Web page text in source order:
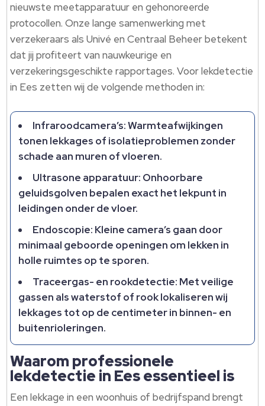
nieuwste meetapparatuur en gehonoreerde
protocollen.​ Onze lange samenwerking met
verzekeraars als Univé en Centraal Beheer betekent
dat jij profiteert van nauwkeurige en
verzekeringsgeschikte rapportages.​ Voor lekdetectie
in Ees zetten wij de volgende methoden in:
Infraroodcamera’s: Warmteafwijkingen
tonen lekkages of isolatieproblemen zonder
schade aan muren of vloeren.​
Ultrasone apparatuur: Onhoorbare
geluidsgolven bepalen exact het lekpunt in
leidingen onder de vloer.​
Endoscopie: Kleine camera’s gaan door
minimaal geboorde openingen om lekken in
holle ruimtes op te sporen.​
Traceergas- en rookdetectie: Met veilige
gassen als waterstof of rook lokaliseren wij
lekkages tot op de centimeter in binnen- en
buitenrioleringen.​
Waarom professionele
lekdetectie in Ees essentieel is
Een lekkage in een woonhuis of bedrijfspand brengt